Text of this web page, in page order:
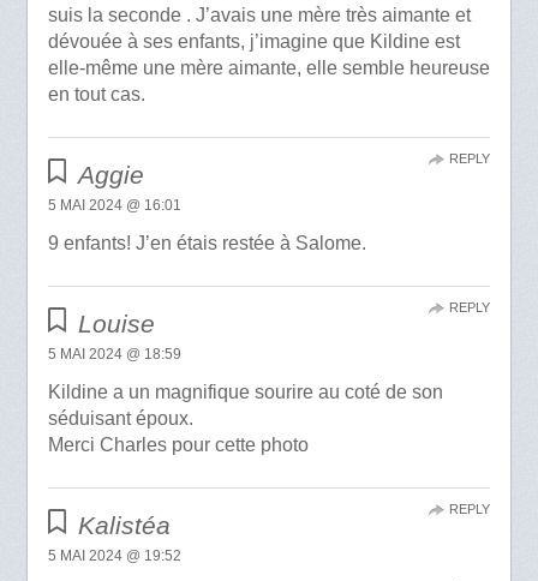
suis la seconde . J’avais une mère très aimante et
dévouée à ses enfants, j’imagine que Kildine est
elle-même une mère aimante, elle semble heureuse
en tout cas.
Aggie
5 MAI 2024 @ 16:01
9 enfants! J’en étais restée à Salome.
REPLY
Louise
5 MAI 2024 @ 18:59
Kildine a un magnifique sourire au coté de son
séduisant époux.
Merci Charles pour cette photo
REPLY
Kalistéa
5 MAI 2024 @ 19:52
REPLY